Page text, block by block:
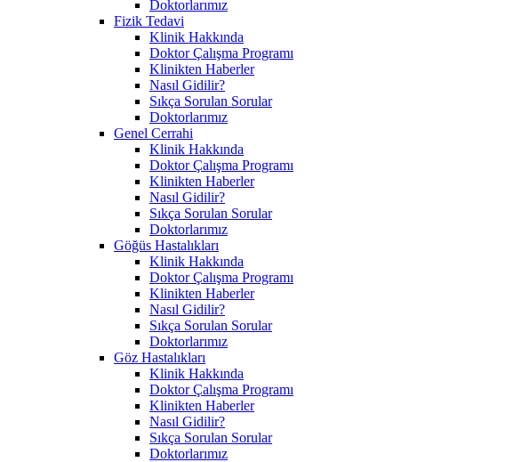
Doktorlarımız
Fizik Tedavi
Klinik Hakkında
Doktor Çalışma Programı
Klinikten Haberler
Nasıl Gidilir?
Sıkça Sorulan Sorular
Doktorlarımız
Genel Cerrahi
Klinik Hakkında
Doktor Çalışma Programı
Klinikten Haberler
Nasıl Gidilir?
Sıkça Sorulan Sorular
Doktorlarımız
Göğüs Hastalıkları
Klinik Hakkında
Doktor Çalışma Programı
Klinikten Haberler
Nasıl Gidilir?
Sıkça Sorulan Sorular
Doktorlarımız
Göz Hastalıkları
Klinik Hakkında
Doktor Çalışma Programı
Klinikten Haberler
Nasıl Gidilir?
Sıkça Sorulan Sorular
Doktorlarımız